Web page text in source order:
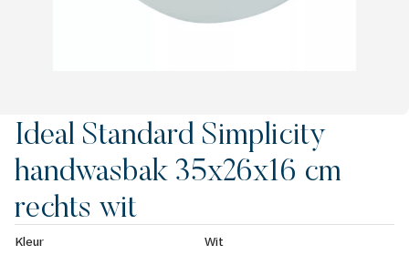
Ideal Standard Simplicity
handwasbak 35x26x16 cm
rechts wit
Kleur
Wit